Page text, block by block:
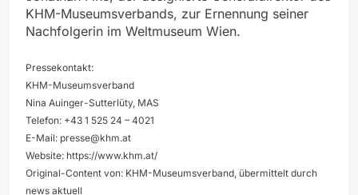
KHM-Museumsverbands, zur Ernennung seiner
Nachfolgerin im Weltmuseum Wien.
Pressekontakt:
KHM-Museumsverband
Nina Auinger-Sutterlüty, MAS
Telefon: +43 1 525 24 – 4021
E-Mail: presse@khm.at
Website: https://www.khm.at/
Original-Content von: KHM-Museumsverband, übermittelt durch
news aktuell